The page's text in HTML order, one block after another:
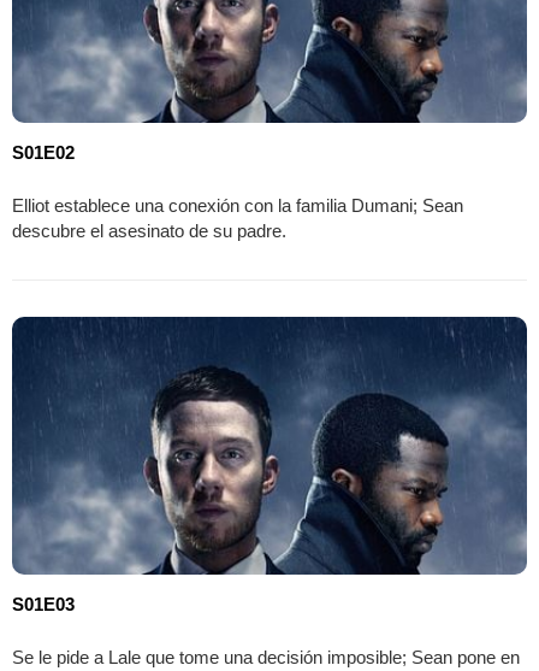
S01E02
Elliot establece una conexión con la familia Dumani; Sean
descubre el asesinato de su padre.
S01E03
Se le pide a Lale que tome una decisión imposible; Sean pone en